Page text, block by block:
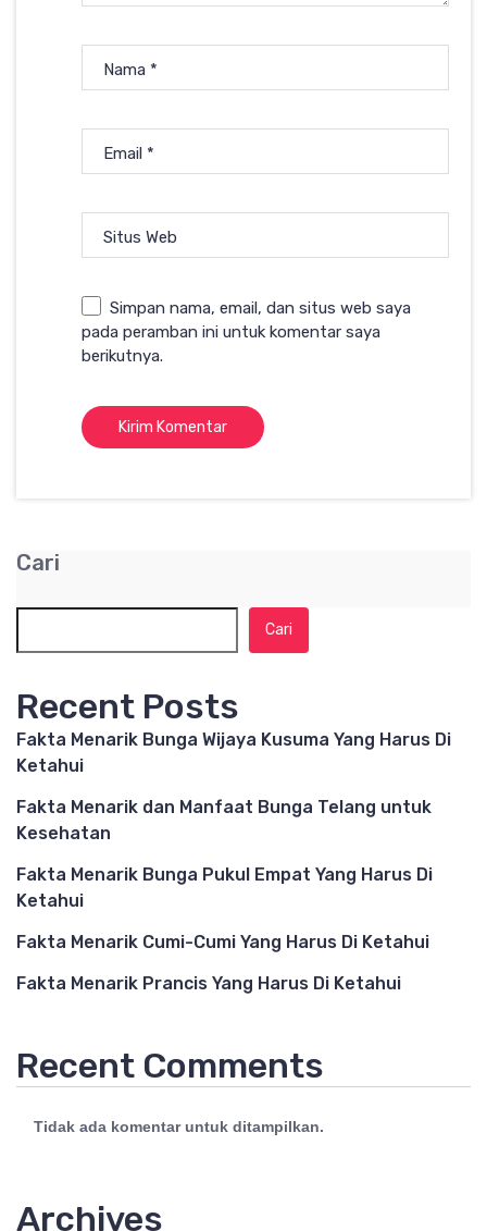
Nama *
Email *
Situs Web
Simpan nama, email, dan situs web saya
pada peramban ini untuk komentar saya
berikutnya.
Cari
Cari
Recent Posts
Fakta Menarik Bunga Wijaya Kusuma Yang Harus Di
Ketahui
Fakta Menarik dan Manfaat Bunga Telang untuk
Kesehatan
Fakta Menarik Bunga Pukul Empat Yang Harus Di
Ketahui
Fakta Menarik Cumi-Cumi Yang Harus Di Ketahui
Fakta Menarik Prancis Yang Harus Di Ketahui
Recent Comments
Tidak ada komentar untuk ditampilkan.
Archives